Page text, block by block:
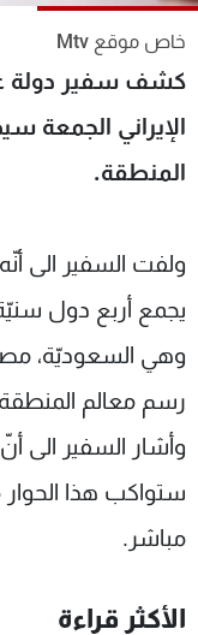
خاص موقع Mtv
كشف سفير دولة
الإيراني الجمعة
المنطقة.
ولفت السفير الى
يجمع أربع دول
وهي السعوديّة،
رسم معالم المنطقة
وأشار السفير الى أنّ
ستواكب هذا
مباشر.
الأكثر قراءة
جدول البرامج
شاهد البرامج
الترددات
عن MTV
الإنـتـاج